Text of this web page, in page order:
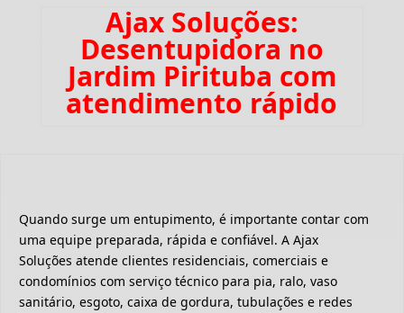
Ajax Soluções:
Desentupidora no
Jardim Pirituba com
atendimento rápido
Quando surge um entupimento, é importante contar com
uma equipe preparada, rápida e confiável. A Ajax
Soluções atende clientes residenciais, comerciais e
condomínios com serviço técnico para pia, ralo, vaso
sanitário, esgoto, caixa de gordura, tubulações e redes